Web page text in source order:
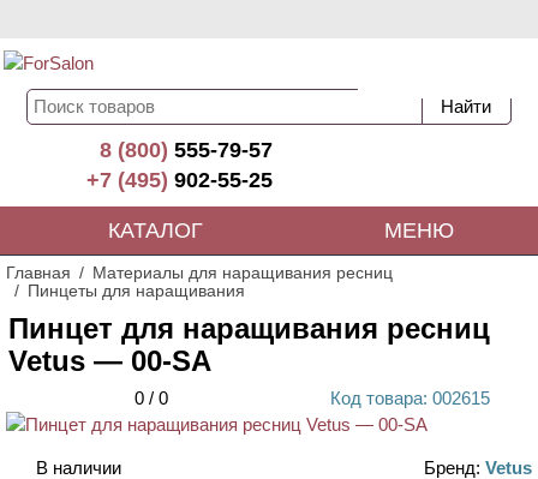
8 (800)555-79-57
+7 (495)902-55-25
КАТАЛОГ МЕНЮ
Главная
Материалы для наращивания ресниц
Пинцеты для наращивания
Пинцет для наращивания ресниц
Vetus — 00-SA
0 / 0 Код товара: 002615
В наличии Бренд: Vetus